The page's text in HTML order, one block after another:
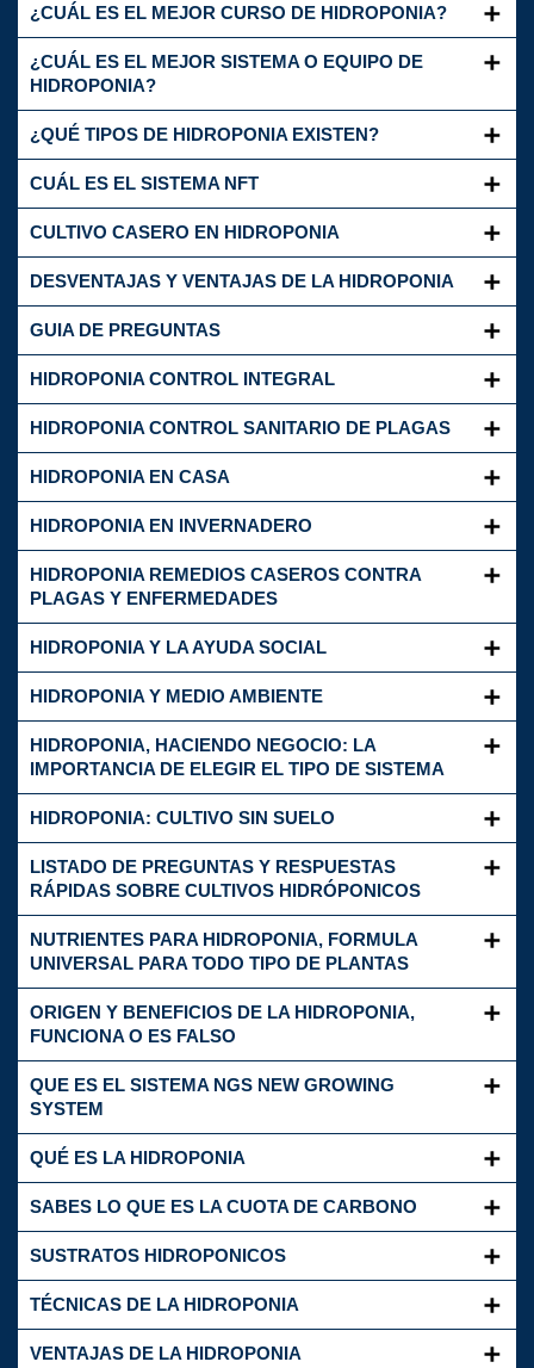
¿CUÁL ES EL MEJOR CURSO DE HIDROPONIA?
¿CUÁL ES EL MEJOR SISTEMA O EQUIPO DE
HIDROPONIA?
¿QUÉ TIPOS DE HIDROPONIA EXISTEN?
CUÁL ES EL SISTEMA NFT
CULTIVO CASERO EN HIDROPONIA
DESVENTAJAS Y VENTAJAS DE LA HIDROPONIA
GUIA DE PREGUNTAS
HIDROPONIA CONTROL INTEGRAL
HIDROPONIA CONTROL SANITARIO DE PLAGAS
HIDROPONIA EN CASA
HIDROPONIA EN INVERNADERO
HIDROPONIA REMEDIOS CASEROS CONTRA
PLAGAS Y ENFERMEDADES
HIDROPONIA Y LA AYUDA SOCIAL
HIDROPONIA Y MEDIO AMBIENTE
HIDROPONIA, HACIENDO NEGOCIO: LA
IMPORTANCIA DE ELEGIR EL TIPO DE SISTEMA
HIDROPONIA: CULTIVO SIN SUELO
LISTADO DE PREGUNTAS Y RESPUESTAS
RÁPIDAS SOBRE CULTIVOS HIDRÓPONICOS
NUTRIENTES PARA HIDROPONIA, FORMULA
UNIVERSAL PARA TODO TIPO DE PLANTAS
ORIGEN Y BENEFICIOS DE LA HIDROPONIA,
FUNCIONA O ES FALSO
QUE ES EL SISTEMA NGS NEW GROWING
SYSTEM
QUÉ ES LA HIDROPONIA
SABES LO QUE ES LA CUOTA DE CARBONO
SUSTRATOS HIDROPONICOS
TÉCNICAS DE LA HIDROPONIA
VENTAJAS DE LA HIDROPONIA